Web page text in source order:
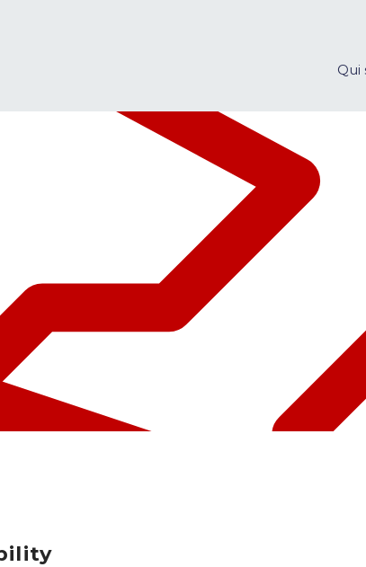
Qui